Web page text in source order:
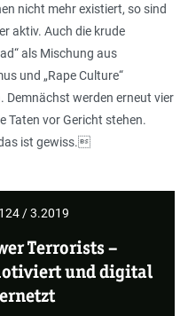
nicht mehr existiert, so sind
aktiv. Auch die krude
als Mischung aus
und „Rape Culture“
Demnächst werden erneut vier
Taten vor Gericht stehen.
ist gewiss.
/ 3.2019
Terrorists–
und digital